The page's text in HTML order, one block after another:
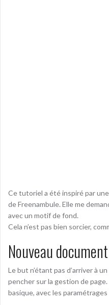
Ce tutoriel a été inspiré par
de Freenambule. Elle me
avec un motif de fond.
Cela n’est pas bien sorcier,
Nouveau document
Le but n’étant pas d’arriver à
pencher sur la gestion de
basique, avec les